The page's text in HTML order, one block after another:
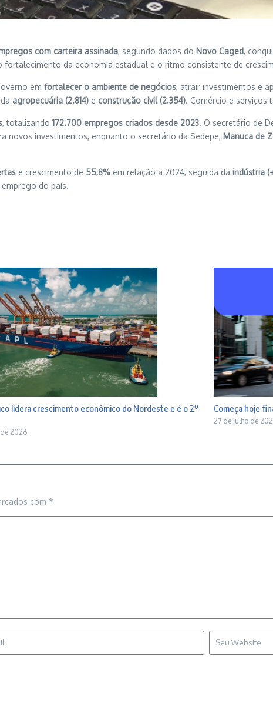
com carteira assinada, segundo dados do Novo Caged,
fortalecimento da economia estadual e o ritmo consistente de
em fortalecer o ambiente de negócios, atrair investimentos e
agropecuária (2.814) e construção civil (2.354). Comércio e serviços
, totalizando 172.700 empregos criados desde 2023. O secretário de
novos investimentos, enquanto o secretário da Sedepe, Manuca de
e crescimento de 55,8% em relação a 2024, seguida da indústria
do país.
lidera crescimento econômico do Nordeste e é o 2º
2026
Começa hoje
27 de julho de
com *